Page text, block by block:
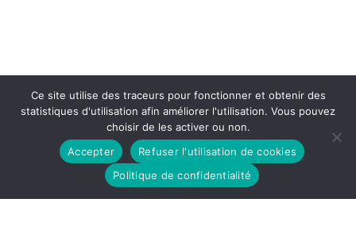
Ce site utilise des traceurs pour fonctionner et obtenir des
statistiques d'utilisation afin améliorer l'utilisation. Vous pouvez
choisir de les activer ou non.
Accepter
Refuser l'utilisation de cookies
Politique de confidentialité